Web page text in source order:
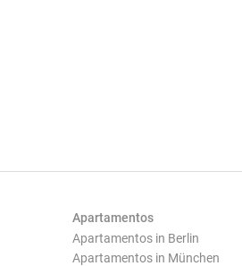
Apartamentos
Apartamentos in Berlin
Apartamentos in München